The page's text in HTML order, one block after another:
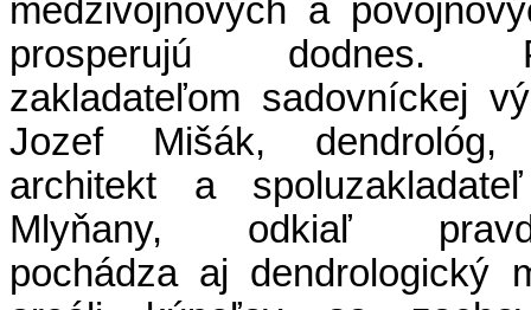
medzivojnových a
prosperujú dodnes.
zakladateľom sadovníckej
Jozef Mišák, dendrológ,
architekt a
Mlyňany, odkiaľ
pochádza aj dendrologický